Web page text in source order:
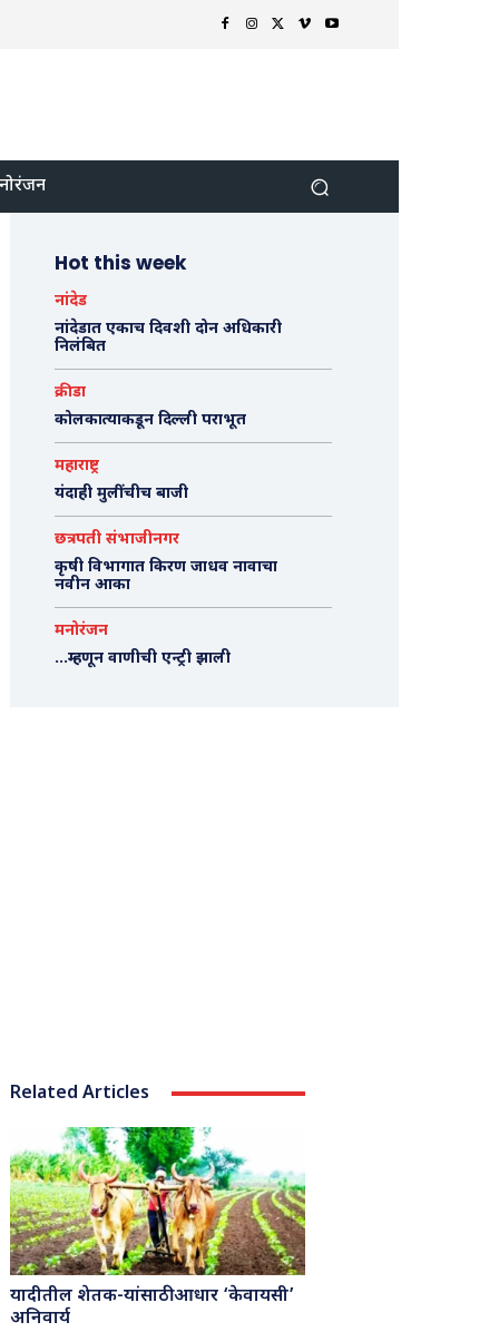
Hot this week
नांदेड
नांदेडात एकाच दिवशी दोन अधिकारी
निलंबित
क्रीडा
कोलकात्याकडून दिल्ली पराभूत
महाराष्ट्र
यंदाही मुलींचीच बाजी
छत्रपती संभाजीनगर
कृषी विभागात किरण जाधव नावाचा
नवीन आका
मनोरंजन
…म्हणून वाणीची एन्ट्री झाली
Related Articles
यादीतील शेतक-यांसाठी आधार ‘केवायसी’
अनिवार्य